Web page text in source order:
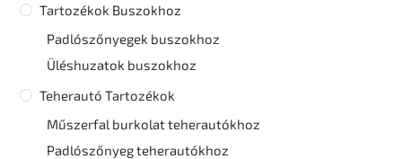
Tartozékok Buszokhoz
Padlószőnyegek buszokhoz
Üléshuzatok buszokhoz
Teherautó Tartozékok
Műszerfal burkolat teherautókhoz
Padlószőnyeg teherautókhoz